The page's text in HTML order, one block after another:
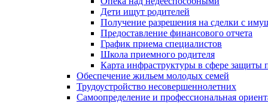
Дети ищут родителей
Получение разрешения на сделки с
Предоставление финансового отчета
График приема специалистов
Школа приемного родителя
Карта инфраструктуры в сфере защиты
Обеспечение жильем молодых семей
Трудоустройство несовершеннолетних
Самоопределение и профессиональная